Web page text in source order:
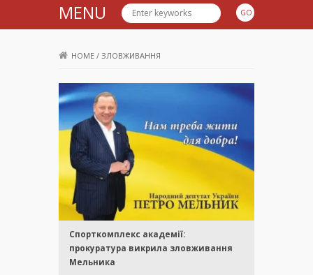
MENU
HOME / ЗЛОВЖИВАННЯ
Спорткомплекс академії:
прокуратура викрила зловживання
Мельника